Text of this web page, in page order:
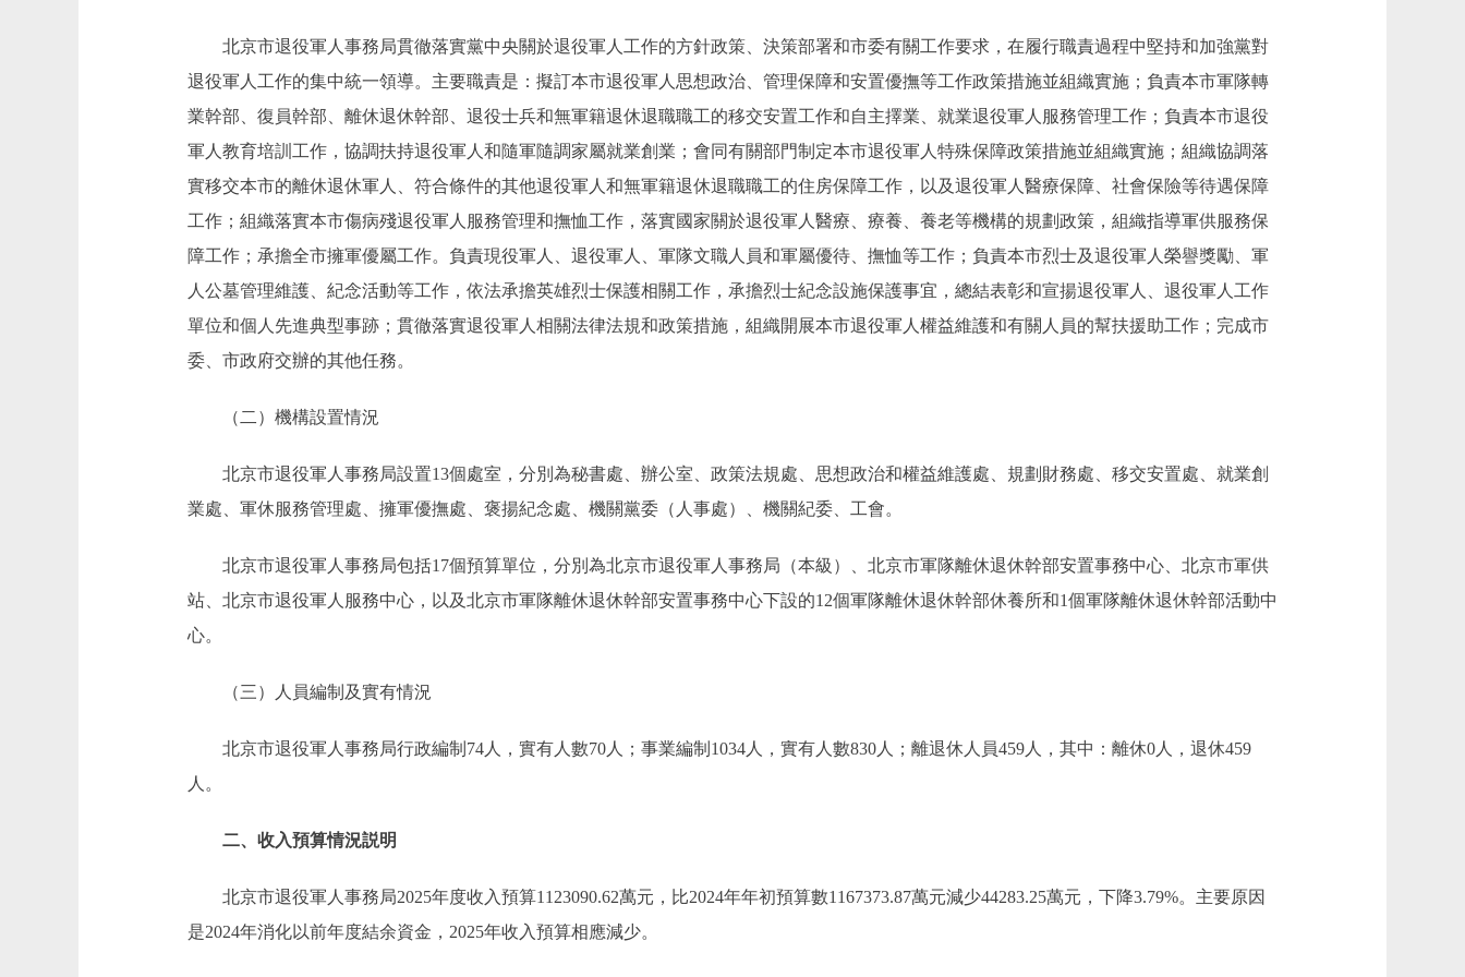
北京市退役軍人事務局貫徹落實黨中央關於退役軍人工作的方針政策、決策部署和市委有關工作要求，在履行職責過程中堅持和加強黨對
退役軍人工作的集中統一領導。主要職責是：擬訂本市退役軍人思想政治、管理保障和安置優撫等工作政策措施並組織實施；負責本市軍隊轉
業幹部、復員幹部、離休退休幹部、退役士兵和無軍籍退休退職職工的移交安置工作和自主擇業、就業退役軍人服務管理工作；負責本市退役
軍人教育培訓工作，協調扶持退役軍人和隨軍隨調家屬就業創業；會同有關部門制定本市退役軍人特殊保障政策措施並組織實施；組織協調落
實移交本市的離休退休軍人、符合條件的其他退役軍人和無軍籍退休退職職工的住房保障工作，以及退役軍人醫療保障、社會保險等待遇保障
工作；組織落實本市傷病殘退役軍人服務管理和撫恤工作，落實國家關於退役軍人醫療、療養、養老等機構的規劃政策，組織指導軍供服務保
障工作；承擔全市擁軍優屬工作。負責現役軍人、退役軍人、軍隊文職人員和軍屬優待、撫恤等工作；負責本市烈士及退役軍人榮譽獎勵、軍
人公墓管理維護、紀念活動等工作，依法承擔英雄烈士保護相關工作，承擔烈士紀念設施保護事宜，總結表彰和宣揚退役軍人、退役軍人工作
單位和個人先進典型事跡；貫徹落實退役軍人相關法律法規和政策措施，組織開展本市退役軍人權益維護和有關人員的幫扶援助工作；完成市
委、市政府交辦的其他任務。
（二）機構設置情況
北京市退役軍人事務局設置13個處室，分別為秘書處、辦公室、政策法規處、思想政治和權益維護處、規劃財務處、移交安置處、就業創
業處、軍休服務管理處、擁軍優撫處、褒揚紀念處、機關黨委（人事處）、機關紀委、工會。
北京市退役軍人事務局包括17個預算單位，分別為北京市退役軍人事務局（本級）、北京市軍隊離休退休幹部安置事務中心、北京市軍供
站、北京市退役軍人服務中心，以及北京市軍隊離休退休幹部安置事務中心下設的12個軍隊離休退休幹部休養所和1個軍隊離休退休幹部活動中
心。
（三）人員編制及實有情況
北京市退役軍人事務局行政編制74人，實有人數70人；事業編制1034人，實有人數830人；離退休人員459人，其中：離休0人，退休459
人。
二、收入預算情況説明
北京市退役軍人事務局2025年度收入預算1123090.62萬元，比2024年年初預算數1167373.87萬元減少44283.25萬元，下降3.79%。主要原因
是2024年消化以前年度結余資金，2025年收入預算相應減少。